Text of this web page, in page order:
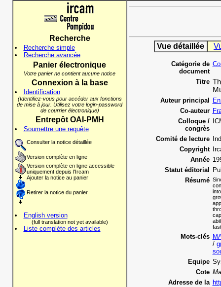
Recherche
Recherche simple
Recherche avancée
Panier électronique
Votre panier ne contient aucune notice
Connexion à la base
Identification
(Identifiez-vous pour accéder aux fonctions
de mise à jour. Utilisez votre login-password
de courrier électronique)
Entrepôt OAI-PMH
Soumettre une requête
Consulter la notice détaillée
Version complète en ligne
Version complète en ligne accessible
uniquement depuis l'Ircam
Ajouter la notice au panier
Retirer la notice du panier
English version
(full translation not yet available)
Liste complète des articles
Vue détaillée
Catégorie de
document
Titre
Auteur principal
Co-auteur
Colloque /
congrès
Comité de lecture
Copyright
Année
Statut éditorial
Résumé
Mots-clés
/
Equipe
Cote
Adresse de la